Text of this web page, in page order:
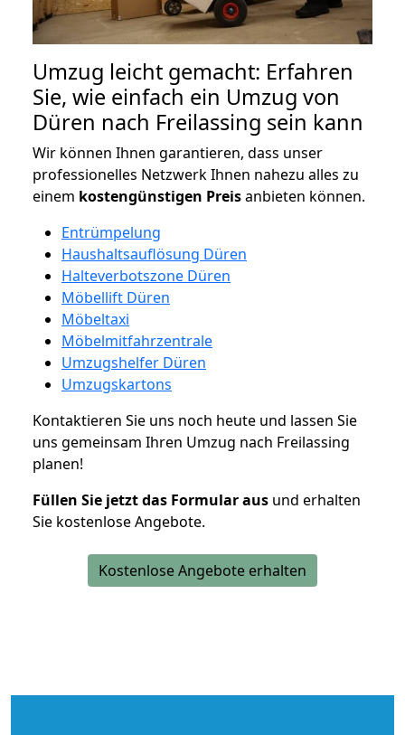
Umzug leicht gemacht: Erfahren
Sie, wie einfach ein Umzug von
Düren nach Freilassing sein kann
Wir können Ihnen garantieren, dass unser
professionelles Netzwerk Ihnen nahezu alles zu
einem kostengünstigen Preisanbieten können.
Entrümpelung
Haushaltsauflösung Düren
Halteverbotszone Düren
Möbellift Düren
Möbeltaxi
Möbelmitfahrzentrale
Umzugshelfer Düren
Umzugskartons
Kontaktieren Sie uns noch heute und lassen Sie
uns gemeinsam Ihren Umzug nach Freilassing
planen!
Füllen Sie jetzt das Formular aus und erhalten
Sie kostenlose Angebote.
Kostenlose Angebote erhalten